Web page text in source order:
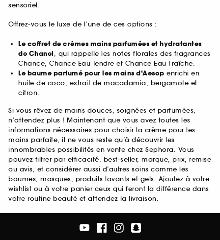
sensoriel.
Offrez-vous le luxe de l’une de ces options :
Le coffret de crèmes mains parfumées et hydratantes
de Chanel, qui rappelle les notes florales des fragrances
Chance, Chance Eau Tendre et Chance Eau Fraîche.
Le baume parfumé pour les mains d’Aesop enrichi en
huile de coco, extrait de macadamia, bergamote et
citron.
Si vous rêvez de mains douces, soignées et parfumées,
n’attendez plus ! Maintenant que vous avez toutes les
informations nécessaires pour choisir la crème pour les
mains parfaite, il ne vous reste qu’à découvrir les
innombrables possibilités en vente chez Sephora. Vous
pouvez filtrer par efficacité, best-seller, marque, prix, remise
ou avis, et considérer aussi d’autres soins comme les
baumes, masques, produits lavants et gels. Ajoutez à votre
wishlist ou à votre panier ceux qui feront la différence dans
votre routine beauté et attendez la livraison.